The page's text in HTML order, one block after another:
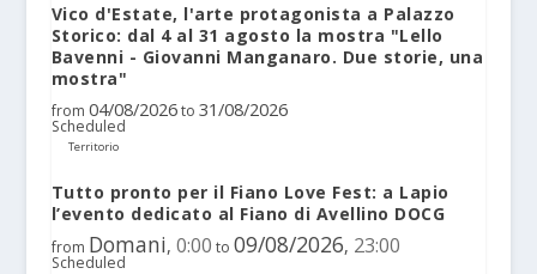
Vico d'Estate, l'arte protagonista a Palazzo
Storico: dal 4 al 31 agosto la mostra "Lello
Bavenni - Giovanni Manganaro. Due storie, una
mostra"
from 04/08/2026 to 31/08/2026
Scheduled
Territorio
Tutto pronto per il Fiano Love Fest: a Lapio
l’evento dedicato al Fiano di Avellino DOCG
from Domani, 0:00 to 09/08/2026, 23:00
Scheduled